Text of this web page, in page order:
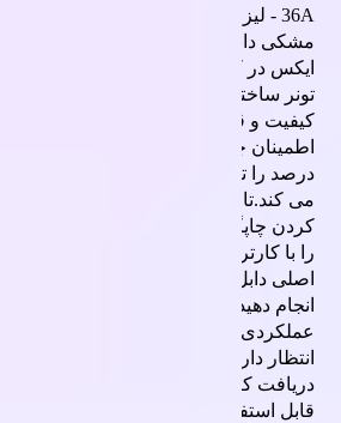
36A - لیزری-
مشکی دابل
ایکس در کارتریج
تونر ساخته شده،
کیفیت و قابلیت
اطمینان چاپ صد
درصد را تضمین
می کند.تازه
کردن چاپگر خود
را با کارتریج
اصلی دابل ایکس
انجام دهید تا
عملکردی را که
انتظار دارید،
دریافت کنید.
قابل استفاده در